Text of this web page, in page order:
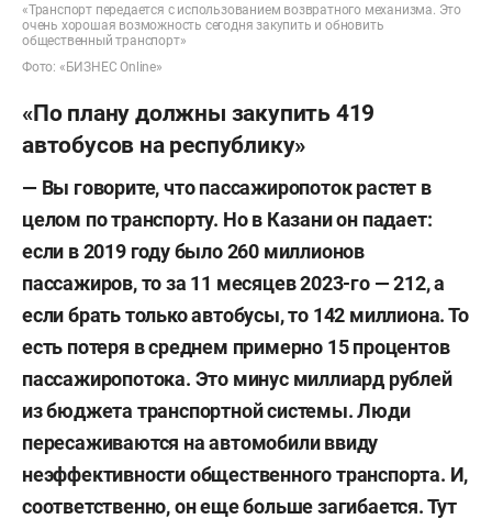
«Транспорт передается с использованием возвратного механизма. Это
очень хорошая возможность сегодня закупить и обновить
общественный транспорт»
Фото: «БИЗНЕС Online»
«По плану должны закупить 419
автобусов на республику»
— Вы говорите, что пассажиропоток растет в
целом по транспорту. Но в Казани он падает:
если в 2019 году было 260 миллионов
пассажиров, то за 11 месяцев 2023-го — 212, а
если брать только автобусы, то 142 миллиона. То
есть потеря в среднем примерно 15 процентов
пассажиропотока. Это минус миллиард рублей
из бюджета транспортной системы. Люди
пересаживаются на автомобили ввиду
неэффективности общественного транспорта. И,
соответственно, он еще больше загибается. Тут